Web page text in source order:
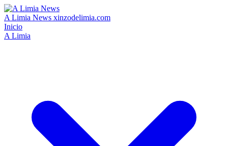
A Limia News xinzodelimia.com
Inicio
A Limia